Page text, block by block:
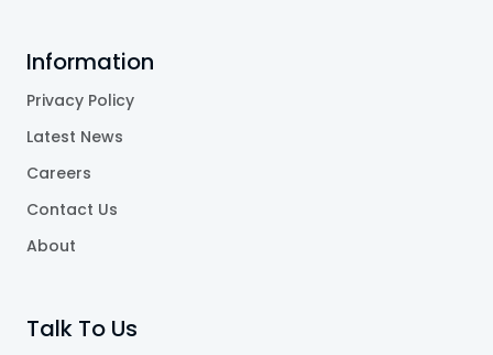
Information
Privacy Policy
Latest News
Careers
Contact Us
About
Talk To Us